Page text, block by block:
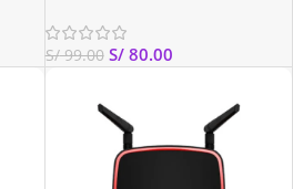
S/99.00 S/80.00